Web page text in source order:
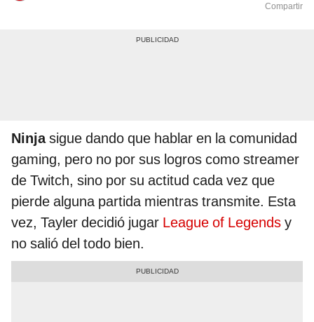
Compartir
Ninjasigue dando que hablar en la comunidad
gaming, pero no por sus logros como streamer
de Twitch, sino por su actitud cada vez que
pierde alguna partida mientras transmite. Esta
vez, Tayler decidió jugar League of Legends y
no salió del todo bien.